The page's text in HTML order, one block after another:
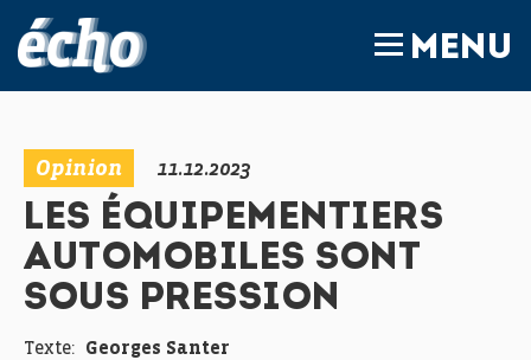
MENU
Opinion 11.12.2023
LES ÉQUIPEMENTIERS
AUTOMOBILES SONT
SOUS PRESSION
Texte: Georges Santer